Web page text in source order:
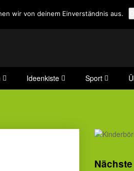
Ideenkiste Sport
wir von deinem Einverständnis aus.